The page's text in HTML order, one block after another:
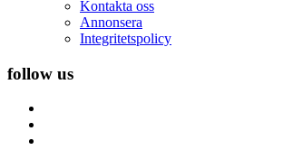
Kontakta oss
Annonsera
Integritetspolicy
follow us